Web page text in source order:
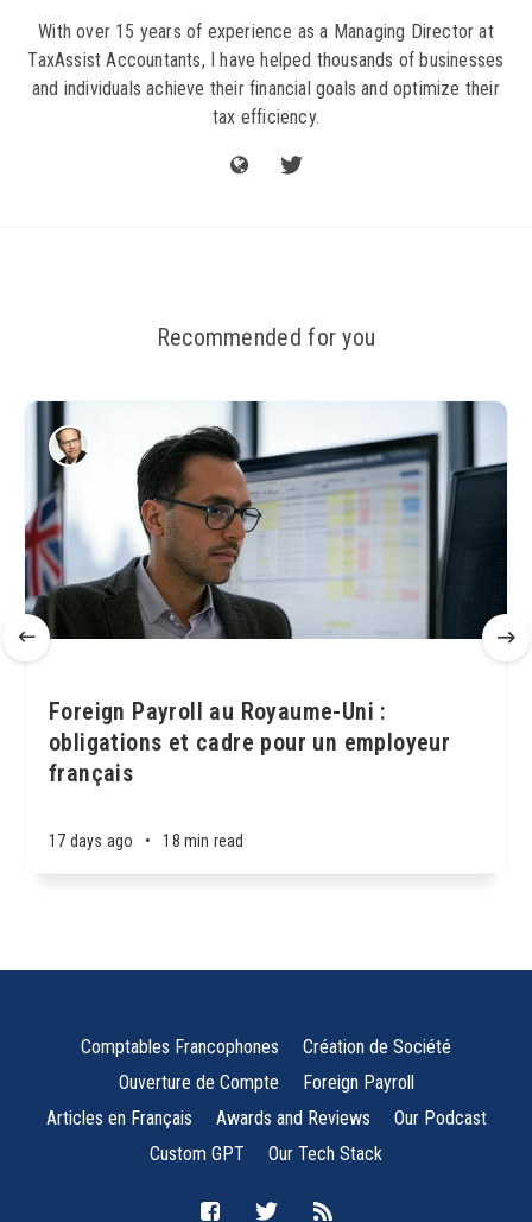
With over 15 years of experience as a Managing Director at
TaxAssist Accountants, I have helped thousands of businesses
and individuals achieve their financial goals and optimize their
tax efficiency.
Recommended for you
Foreign Payroll au Royaume-Uni :
obligations et cadre pour un employeur
français
17 days ago • 18 min read
Comptables Francophones
Création de Société
Ouverture de Compte
Foreign Payroll
Articles en Français
Awards and Reviews
Our Podcast
Custom GPT
Our Tech Stack